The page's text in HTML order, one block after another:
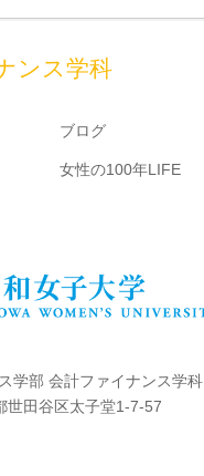
ンス学科
ブログ
女性の100年LIFE
学部 会計ファイナンス学科
世田谷区太子堂1-7-57